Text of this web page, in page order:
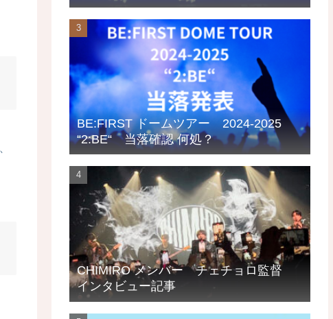
BE:FIRST ドームツアー 2024-2025
“2:BE“ 当落確認 何処？
CHIMIRO メンバー チェチョロ監督
インタビュー記事